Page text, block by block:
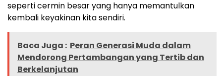
seperti cermin besar yang hanya memantulkan
kembali keyakinan kita sendiri.
Baca Juga : Peran Generasi Muda dalam
Mendorong Pertambangan yang Tertib dan
Berkelanjutan